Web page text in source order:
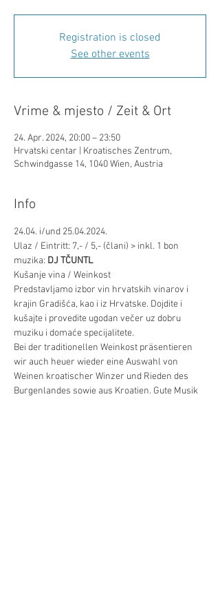
Registration is closed
See other events
Vrime & mjesto / Zeit & Ort
24. Apr. 2024, 20:00 – 23:50
Hrvatski centar | Kroatisches Zentrum,
Schwindgasse 14, 1040 Wien, Austria
Info
24.04. i/und 25.04.2024.
Ulaz / Eintritt: 7,- / 5,- (člani) > inkl. 1 bon
muzika: DJ TČUNTL
Kušanje vina / Weinkost
Predstavljamo izbor vin hrvatskih vinarov i
krajin Gradišća, kao i iz Hrvatske. Dojdite i
kušajte i provedite ugodan večer uz dobru
muziku i domaće specijalitete.
Bei der traditionellen Weinkost präsentieren
wir auch heuer wieder eine Auswahl von
Weinen kroatischer Winzer und Rieden des
Burgenlandes sowie aus Kroatien. Gute Musik